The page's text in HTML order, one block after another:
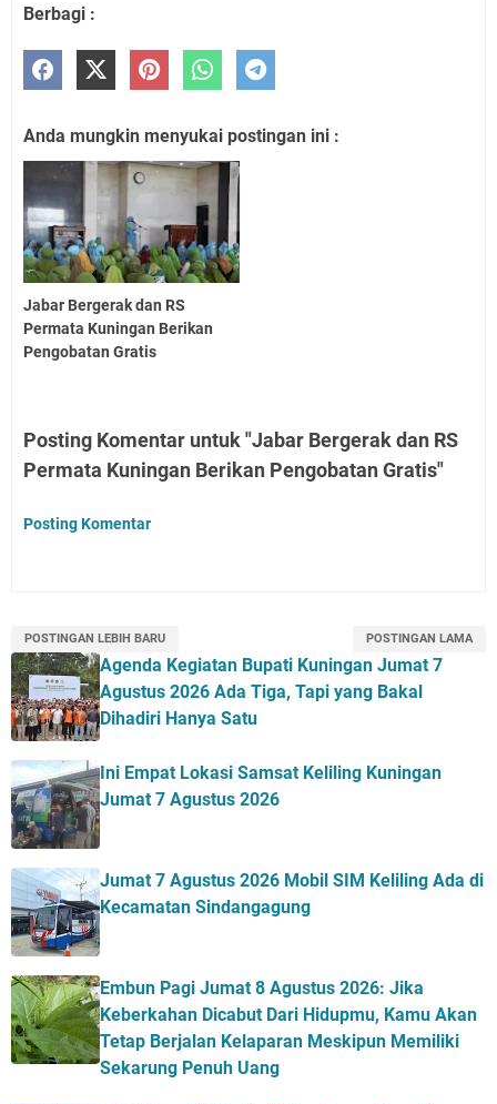
Berbagi :
Anda mungkin menyukai postingan ini :
Jabar Bergerak dan RS
Permata Kuningan Berikan
Pengobatan Gratis
Posting Komentar untuk "Jabar Bergerak dan RS
Permata Kuningan Berikan Pengobatan Gratis"
Posting Komentar
POSTINGAN LEBIH BARU POSTINGAN LAMA
Agenda Kegiatan Bupati Kuningan Jumat 7
Agustus 2026 Ada Tiga, Tapi yang Bakal
Dihadiri Hanya Satu
Ini Empat Lokasi Samsat Keliling Kuningan
Jumat 7 Agustus 2026
Jumat 7 Agustus 2026 Mobil SIM Keliling Ada di
Kecamatan Sindangagung
Embun Pagi Jumat 8 Agustus 2026: Jika
Keberkahan Dicabut Dari Hidupmu, Kamu Akan
Tetap Berjalan Kelaparan Meskipun Memiliki
Sekarung Penuh Uang